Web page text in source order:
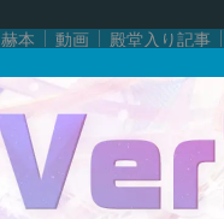
赫本 動画 殿堂入り記事